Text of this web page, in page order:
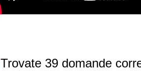
Trovate 39 domande